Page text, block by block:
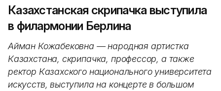
Казахстанская скрипачка выступила
в филармонии Берлина
Айман Кожабековна — народная артистка
Казахстана, скрипачка, профессор, а также
ректор Казахского национального университета
искусств, выступила на концерте в большом